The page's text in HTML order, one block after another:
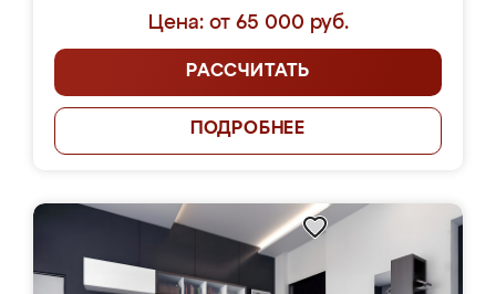
Цена: от 65 000 руб.
РАССЧИТАТЬ
ПОДРОБНЕЕ